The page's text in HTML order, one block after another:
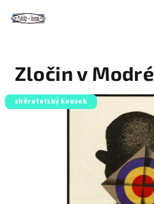
Zločin v
sběratelský kousek